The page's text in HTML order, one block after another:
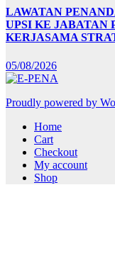
LAWATAN
UPSI KE JABATAN
KERJASAMA
05/08/2026
Proudly powered by
Home
Cart
Checkout
My account
Shop